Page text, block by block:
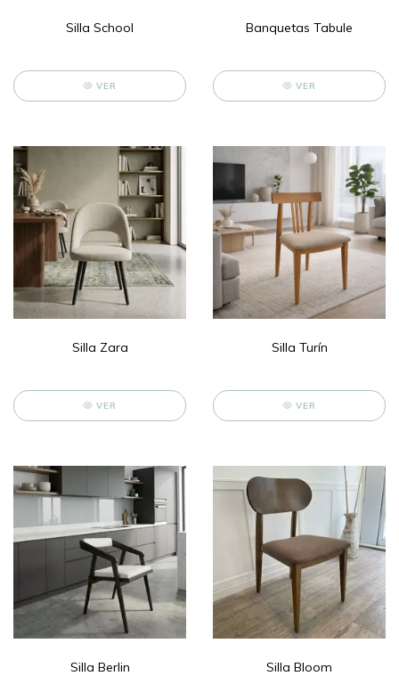
Silla School
VER
Banquetas Tabule
VER
Silla Zara
VER
Silla Turín
VER
Silla Berlin Silla Bloom